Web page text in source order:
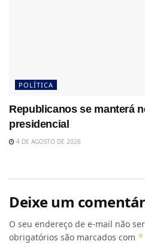
POLÍTICA
Republicanos se manterá
presidencial
4 DE AGOSTO DE 2026
Deixe um
O seu endereço de e-mail não
obrigatórios são marcados com *